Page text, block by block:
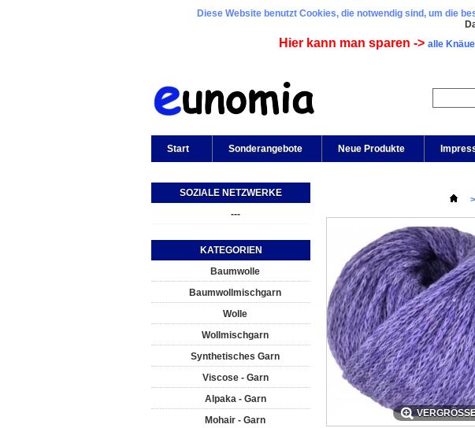
Diese Website benutzt Cookies, die notwendig sind, um die
Hier kann man sparen -> alle
Start Sonderangebote Neue Produkte
SOZIALE NETZWERKE
---
KATEGORIEN
Baumwolle
Baumwollmischgarn
Wolle
Wollmischgarn
Synthetisches Garn
Viscose - Garn
Alpaka - Garn
Mohair - Garn
>